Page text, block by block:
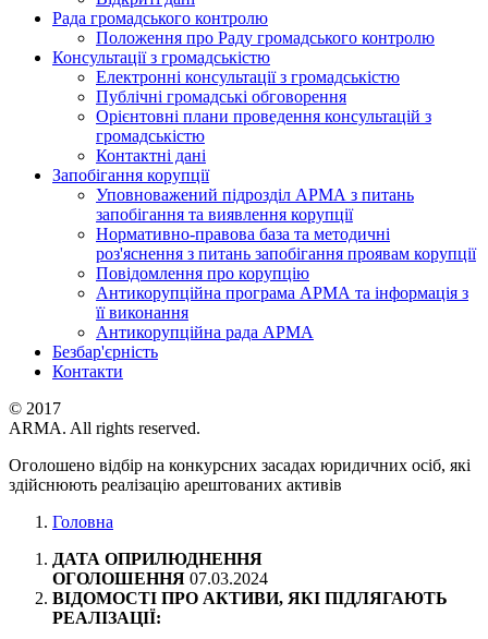
Рада громадського контролю
Положення про Раду громадського контролю
Консультації з громадськістю
Електронні консультації з громадськістю
Публічні громадські обговорення
Орієнтовні плани проведення консультацій з
громадськістю
Контактні дані
Запобігання корупції
Уповноважений підрозділ АРМА з питань
запобігання та виявлення корупції
Нормативно-правова база та методичні
роз'яснення з питань запобігання проявам корупції
Повідомлення про корупцію
Антикорупційна програма АРМА та інформація з
її виконання
Антикорупційна рада АРМА
Безбар'єрність
Контакти
© 2017
ARMA. All rights reserved.
Оголошено відбір на конкурсних засадах юридичних осіб, які
здійснюють реалізацію арештованих активів
Головна
ДАТА ОПРИЛЮДНЕННЯ
ОГОЛОШЕННЯ 07.03.2024
ВІДОМОСТІ ПРО АКТИВИ, ЯКІ ПІДЛЯГАЮТЬ
РЕАЛІЗАЦІЇ: